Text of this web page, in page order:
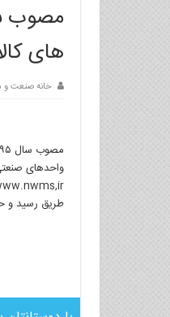
های
خانه صنعت و
واحدهای
طریق رسید و